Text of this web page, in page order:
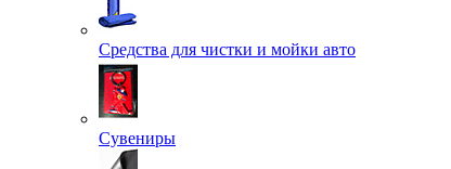
Средства для чистки и мойки авто
Сувениры